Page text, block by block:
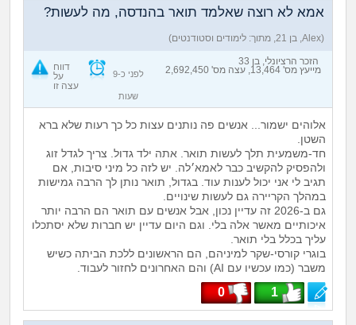
אמא לא רוצה שאלמד תואר בהנדסה, מה לעשות?
(Alex, בן 21, מתוך: לימודים וסטודנטים)
הזכר הרציונלי, בן 33
מייעץ מס' 13,464, עצה מס' 2,692,450
דווח
על
עצה זו
לפני כ-9
שעות
אלוהים ישמור... אנשים פה נותנים עצות כל כך רעות שלא ברא
השטן.
חד-משמעית תלך לעשות תואר. אתה ילד גדול. צריך לגדל זוג
ולהפסיק להקשיב כבר לאמא׳לה. יש לזה כל מיני סיבות, אם
תגיב לי אני יכול לענות עוד. בגדול, תואר נותן לך הרבה גמישות
במהלך הקריירה גם לעשות שינויים.
גם ב-2026 זה עדיין נכון, אבל אנשים עם תואר הם הרבה יותר
איכותיים מאשר אלה בלי. וגם היום עדיין יש חברות שלא יסתכלו
עליך בכלל בלי תואר.
בוגרי קורסי-שקר למיניהם, הם הראשונים ללכת הביתה כשיש
משבר (כמו עכשיו עם AI) והם האחרונים לחזור לעבוד.
1
0